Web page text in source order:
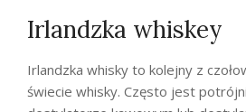
Irlandzka whiskey
Irlandzka whisky to kolejny z
świecie whisky. Często jest